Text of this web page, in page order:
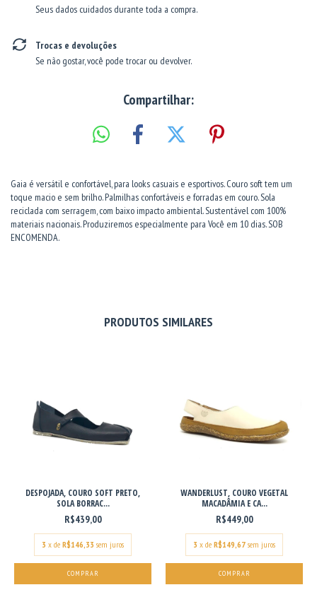
Seus dados cuidados durante toda a compra.
Trocas e devoluções
Se não gostar, você pode trocar ou devolver.
Compartilhar:
Gaia é versátil e confortável, para looks casuais e esportivos. Couro soft tem um
toque macio e sem brilho. Palmilhas confortáveis e forradas em couro. Sola
reciclada com serragem, com baixo impacto ambiental. Sustentável com 100%
materiais nacionais. Produziremos especialmente para Você em 10 dias. SOB
ENCOMENDA.
PRODUTOS SIMILARES
DESPOJADA, COURO SOFT PRETO,
SOLA BORRAC...
R$439,00
3 x de R$146,33 sem juros
COMPRAR
WANDERLUST, COURO VEGETAL
MACADÂMIA E CA...
R$449,00
3 x de R$149,67 sem juros
COMPRAR